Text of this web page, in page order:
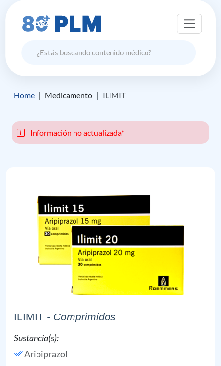
Home Medicamento ILIMIT
Información no actualizada*
ILIMIT - Comprimidos
Sustancia(s):
Aripiprazol